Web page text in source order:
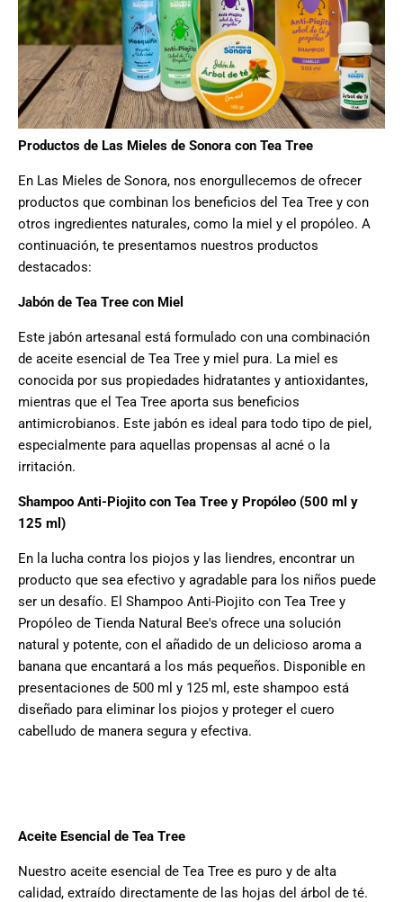
Productos de Las Mieles de Sonora con Tea Tree
En Las Mieles de Sonora, nos enorgullecemos de ofrecer
productos que combinan los beneficios del Tea Tree y con
otros ingredientes naturales, como la miel y el propóleo. A
continuación, te presentamos nuestros productos
destacados:
Jabón de Tea Tree con Miel
Este jabón artesanal está formulado con una combinación
de aceite esencial de Tea Tree y miel pura. La miel es
conocida por sus propiedades hidratantes y antioxidantes,
mientras que el Tea Tree aporta sus beneficios
antimicrobianos. Este jabón es ideal para todo tipo de piel,
especialmente para aquellas propensas al acné o la
irritación.
Shampoo Anti-Piojito con Tea Tree y Propóleo (500 ml y
125 ml)
En la lucha contra los piojos y las liendres, encontrar un
producto que sea efectivo y agradable para los niños puede
ser un desafío. El Shampoo Anti-Piojito con Tea Tree y
Propóleo de Tienda Natural Bee's ofrece una solución
natural y potente, con el añadido de un delicioso aroma a
banana que encantará a los más pequeños. Disponible en
presentaciones de 500 ml y 125 ml, este shampoo está
diseñado para eliminar los piojos y proteger el cuero
cabelludo de manera segura y efectiva.
Aceite Esencial de Tea Tree
Nuestro aceite esencial de Tea Tree es puro y de alta
calidad, extraído directamente de las hojas del árbol de té.